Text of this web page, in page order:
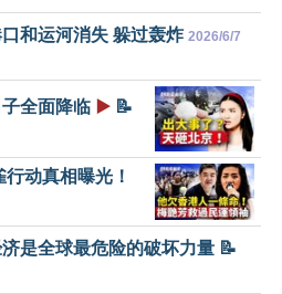
和运河消失 躲过轰炸 2026/6/7
全面降临 ▶️ 📝
动真相曝光！
是全球最危险的破坏力量 📝